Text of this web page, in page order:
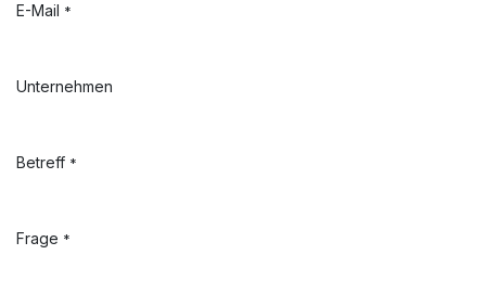
E-Mail *
Unternehmen
Betreff *
Frage *